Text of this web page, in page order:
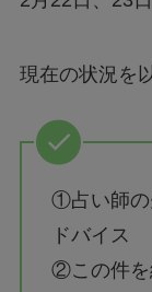
現在の状況を
①占い師の
ドバイス
②この件を